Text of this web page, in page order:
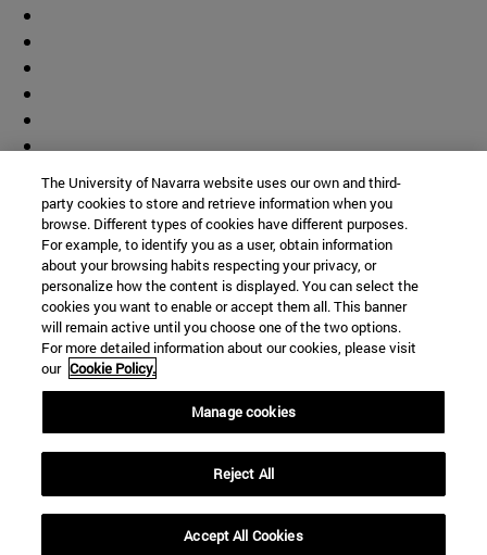
Accesos directos
(abre en nueva ventana)
Mi correo(abre en nueva ventana)
(abre en nueva ventana)
The University of Navarra website uses our own and third-
party cookies to store and retrieve information when you
browse. Different types of cookies have different purposes.
For example, to identify you as a user, obtain information
about your browsing habits respecting your privacy, or
personalize how the content is displayed. You can select the
cookies you want to enable or accept them all. This banner
will remain active until you choose one of the two options.
For more detailed information about our cookies, please visit
our Cookie Policy.
Manage cookies
Reject All
Accept All Cookies